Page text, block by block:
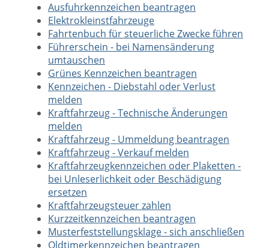
Ausfuhrkennzeichen beantragen
Elektrokleinstfahrzeuge
Fahrtenbuch für steuerliche Zwecke führen
Führerschein - bei Namensänderung
umtauschen
Grünes Kennzeichen beantragen
Kennzeichen - Diebstahl oder Verlust
melden
Kraftfahrzeug - Technische Änderungen
melden
Kraftfahrzeug - Ummeldung beantragen
Kraftfahrzeug - Verkauf melden
Kraftfahrzeugkennzeichen oder Plaketten -
bei Unleserlichkeit oder Beschädigung
ersetzen
Kraftfahrzeugsteuer zahlen
Kurzzeitkennzeichen beantragen
Musterfeststellungsklage - sich anschließen
Oldtimerkennzeichen beantragen